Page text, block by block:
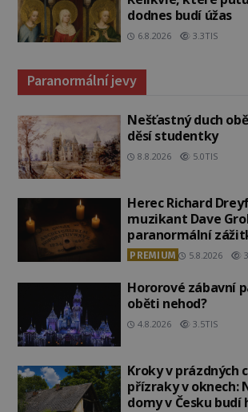
dodnes budí úžas
6.8.2026 3.3TIS
Paranormální jevy
Nešťastný duch
děsí studentky
8.8.2026 5.0TIS
Herec Richard
muzikant Dave
paranormální
PREMIUM 5.8.2026
Hororové zábavní
oběti nehod?
4.8.2026 3.5TIS
Kroky v prázdných
přízraky v oknech:
domy v Česku budí